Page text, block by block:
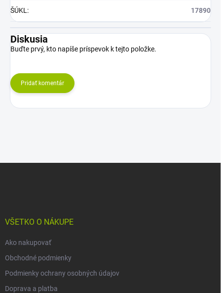
ŠÚKL : 17890
Diskusia
Buďte prvý, kto napíše príspevok k tejto položke.
Pridať komentár
VŠETKO O NÁKUPE
Ako nakupovať
Obchodné podmienky
Podmienky ochrany osobných údajov
Doprava a platba